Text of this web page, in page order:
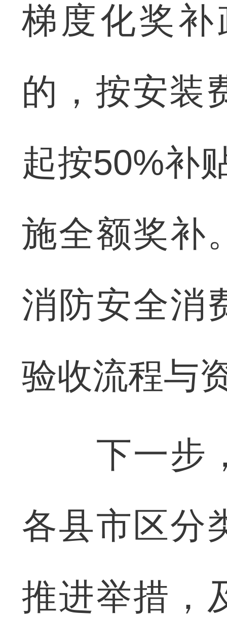
梯度化奖
的，按安装
起按50%补
施全额奖补
消防安全消
验收流程与
下一步，
各县市区分
推进举措，